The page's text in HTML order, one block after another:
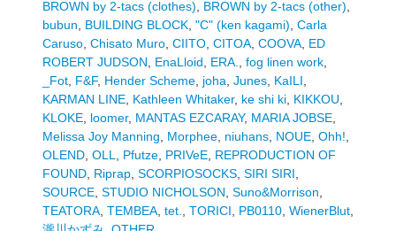
BROWN by 2-tacs (clothes)
BROWN by 2-tacs (other)
bubun
BUILDING BLOCK, "C" (ken kagami) Carla
Caruso, Chisato Muro, CIITO, CITOA, COOVA, ED
ROBERT JUDSON
EnaLloid ERA. fog linen work,
_Fot, F&F, Hender Scheme, joha Junes, KaILI
KARMAN LINE, Kathleen Whitaker, ke shi ki, KIKKOU
KLOKE, loomer, MANTAS EZCARAY, MARIA JOBSE,
Melissa Joy Manning
Morphee, niuhans, NOUE, Ohh!
OLEND, OLL Pfutze, PRIVeE, REPRODUCTION OF
FOUND, Riprap, SCORPIOSOCKS, SIRI SIRI
SOURCE, STUDIO NICHOLSON Suno&Morrison
TEATORA, TEMBEA, tet. TORICI PB0110, WienerBlut,